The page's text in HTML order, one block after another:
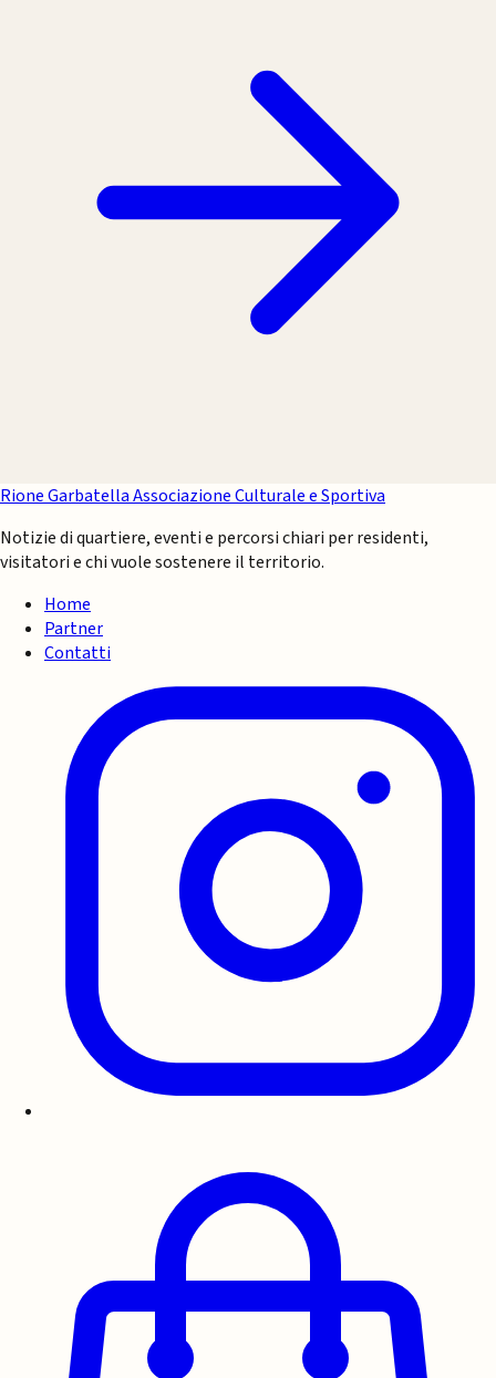
Rione GarbatellaAssociazione Culturale e Sportiva
Notizie di quartiere, eventi e percorsi chiari per residenti,
visitatori e chi vuole sostenere il territorio.
Home
Partner
Contatti